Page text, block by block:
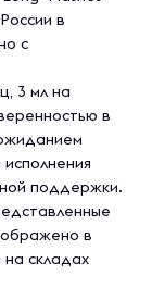
в
с
3 мл на
в
поддержки.
в
на складах